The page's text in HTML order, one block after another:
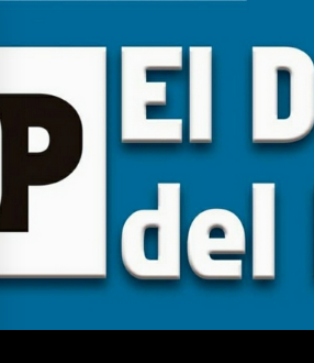
content
EL DIARIO DEL
PUEBLO